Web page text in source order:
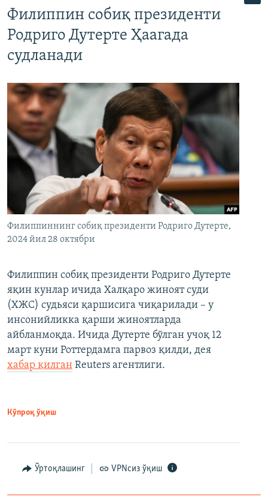
Филиппин собиқ президенти
Родриго Дутерте Ҳаагада
судланади
Филиппиннинг собиқ президенти Родриго Дутерте,
2024 йил 28 октябри
Филиппин собиқ президенти Родриго Дутерте
яқин кунлар ичида Халқаро жиноят суди
(ХЖС) судьяси қаршисига чиқарилади – у
инсонийликка қарши жиноятларда
айбланмоқда. Ичида Дутерте бўлган учоқ 12
март куни Роттердамга парвоз қилди, дея
хабар қилган Reuters агентлиги.
Кўпроқ ўқиш
Ўртоқлашинг VPNсиз ўқиш